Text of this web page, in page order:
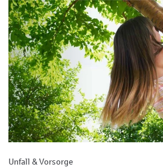
Unfall & Vorsorge